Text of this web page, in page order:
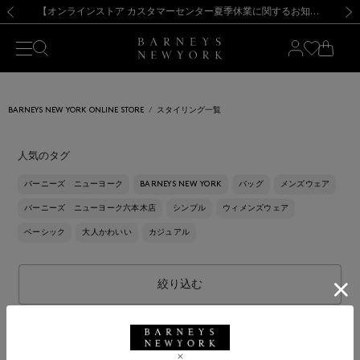
新規登録のお客様も対象！＜MY BARNEYS＞会員のお客様は11,000円（税込）以上のお買上げで常時送料無料！お買い物の際は会員登録を！
【夏季休業に伴う出荷一時停止のお知らせ】(2026.8.7) 【オンラインストア カスタマーセンター夏季休業に関するお知らせ】（2026.8.7）
【夏季休業に伴う返品・交換承り一時停止のお知らせ】（2026.8.5）
熊本県を中心とした地震の影響によるお荷物のお届けについて
【開催中】SUMMER SALEのご案内・ご注意事項 新規登録のお客様も対象！＜MY BARNEYS＞会員のお客様は11,000円（税込）以上のお買上げで常時送料無料！お買い物の際は会員登録を！
【夏季休業に伴う出荷一時停止のお知らせ】(2026.8.7)
BARNEYS NEW YORK ONLINE STORE スタイリング一覧
人気のタグ
バーニーズ ニューヨーク BARNEYS NEW YORK バッグ メンズウェア
バーニーズ ニューヨーク六本木店 シンプル ウィメンズウェア
ベーシック 大人かわいい カジュアル
絞り込む